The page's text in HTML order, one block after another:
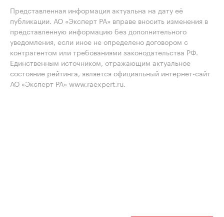
Представленная информация актуальна на дату её
публикации. АО «Эксперт РА» вправе вносить изменения в
представленную информацию без дополнительного
уведомления, если иное не определено договором с
контрагентом или требованиями законодательства РФ.
Единственным источником, отражающим актуальное
состояние рейтинга, является официальный интернет-сайт
АО «Эксперт РА» www.raexpert.ru.